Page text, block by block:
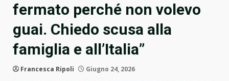
fermato perché non volevo
guai. Chiedo scusa alla
famiglia e all’Italia”
Francesca Ripoli Giugno 24, 2026